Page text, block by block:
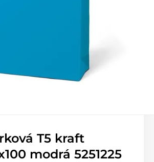
T5 kraft
modrá 5251225